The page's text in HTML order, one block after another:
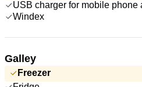
USB charger for mobile phone
Windex
Galley
Freezer